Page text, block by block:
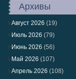
Архивы
Август 2026 (19)
Июль 2026 (79)
Июнь 2026 (56)
Май 2026 (107)
Апрель 2026 (108)